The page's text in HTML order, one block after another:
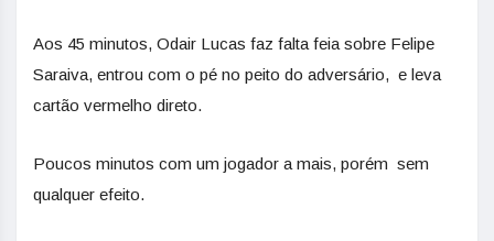
Aos 45 minutos, Odair Lucas faz falta feia sobre Felipe
Saraiva, entrou com o pé no peito do adversário, e leva
cartão vermelho direto.
Poucos minutos com um jogador a mais, porém sem
qualquer efeito.